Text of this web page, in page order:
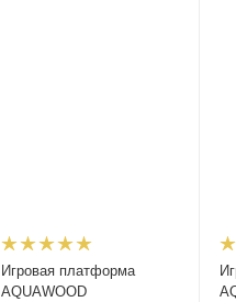
Игровая платформа
AQUAWOOD